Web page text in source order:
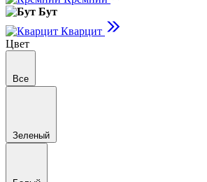
Бут
Кварцит
Цвет
Все
Зеленый